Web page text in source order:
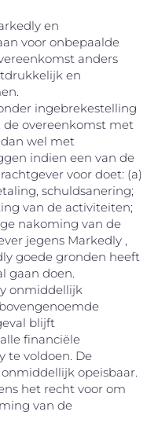
en
voor onbepaalde
anders
en
ingebrekestelling
overeenkomst met
wel met
indien een van de
voor doet: (a)
schuldsanering;
van de activiteiten;
nakoming van de
jegens Markedly ,
goede gronden heeft
gaan doen.
onmiddellijk
blijft
financiële
te voldoen. De
opeisbaar.
het recht voor om
van de